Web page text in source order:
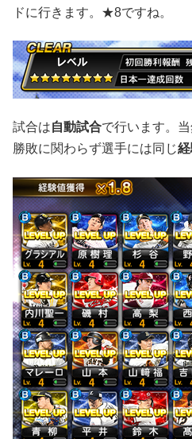
ドに行きます。★8ですね。
試合は自動試合で行います。
勝敗に関わらず選手には同じ